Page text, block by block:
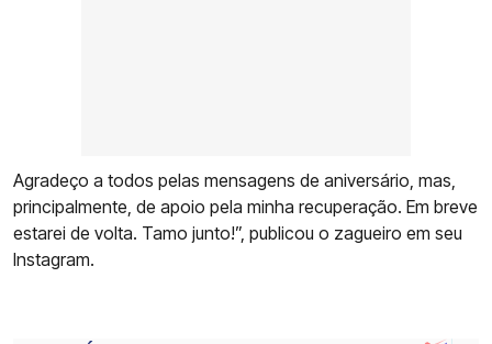
Agradeço a todos pelas mensagens de aniversário, mas,
principalmente, de apoio pela minha recuperação. Em breve
estarei de volta. Tamo junto!”, publicou o zagueiro em seu
Instagram.